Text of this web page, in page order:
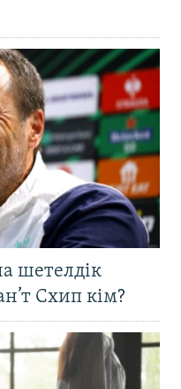
шетелдік
Схип кім?